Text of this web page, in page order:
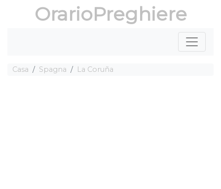
OrarioPreghiere
Casa Spagna La Coruña